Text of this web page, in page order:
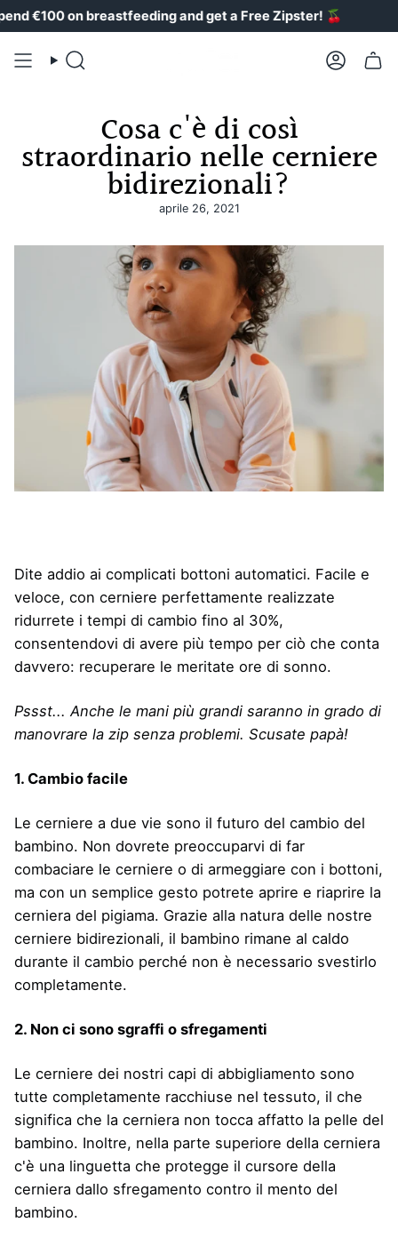
al €100 on breastfeeding and get a Free Zipster!🍒
Ricerca
Il
Cosa c'è di così
straordinario nelle cerniere
bidirezionali?
aprile 26, 2021
Dite addio ai complicati bottoni automatici. Facile e
veloce, con cerniere perfettamente realizzate
ridurrete i tempi di cambio fino al 30%,
consentendovi di avere più tempo per ciò che conta
davvero: recuperare le meritate ore di sonno.
Pssst... Anche le mani più grandi saranno in grado di
manovrare la zip senza problemi. Scusate papà!
1. Cambio facile
Le cerniere a due vie sono il futuro del cambio del
bambino. Non dovrete preoccuparvi di far
combaciare le cerniere o di armeggiare con i bottoni,
ma con un semplice gesto potrete aprire e riaprire la
cerniera del pigiama. Grazie alla natura delle nostre
cerniere bidirezionali, il bambino rimane al caldo
durante il cambio perché non è necessario svestirlo
completamente.
2. Non ci sono sgraffi o sfregamenti
Le cerniere dei nostri capi di abbigliamento sono
tutte completamente racchiuse nel tessuto, il che
significa che la cerniera non tocca affatto la pelle del
bambino. Inoltre, nella parte superiore della cerniera
c'è una linguetta che protegge il cursore della
cerniera dallo sfregamento contro il mento del
bambino.